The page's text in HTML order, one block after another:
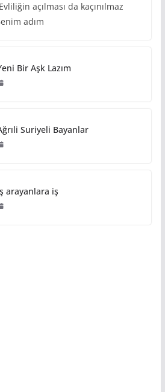
açılması da kaçınılmaz
adım
Bir Aşk Lazım
Suriyeli Bayanlar
arayanlara iş